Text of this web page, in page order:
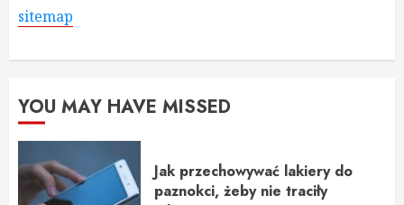
sitemap
YOU MAY HAVE MISSED
Jak przechowywać lakiery do
paznokci, żeby nie traciły